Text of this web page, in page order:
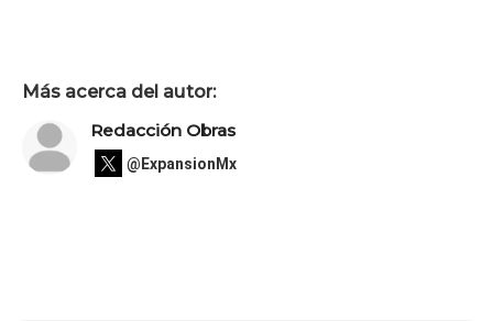
Más acerca del autor:
Redacción Obras
@ExpansionMx